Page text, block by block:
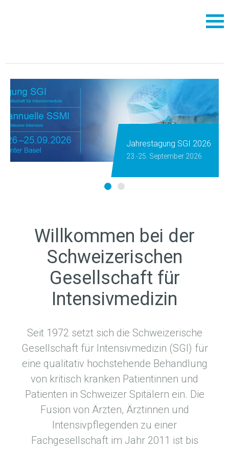
Jahrestagung SGI 2026
23.-25. September 2026
Willkommen bei der
Schweizerischen
Gesellschaft für
Intensivmedizin
Seit 1972 setzt sich die Schweizerische
Gesellschaft für Intensivmedizin (SGI) für
eine qualitativ hochstehende Behandlung
von kritisch kranken Patientinnen und
Patienten in Schweizer Spitälern ein. Die
Fusion von Ärzten, Ärztinnen und
Intensivpflegenden zu einer
Fachgesellschaft im Jahr 2011 ist bis